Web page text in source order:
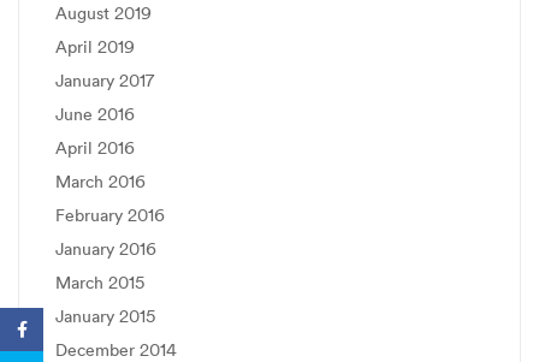
August 2019
April 2019
January 2017
June 2016
April 2016
March 2016
February 2016
January 2016
March 2015
January 2015
December 2014